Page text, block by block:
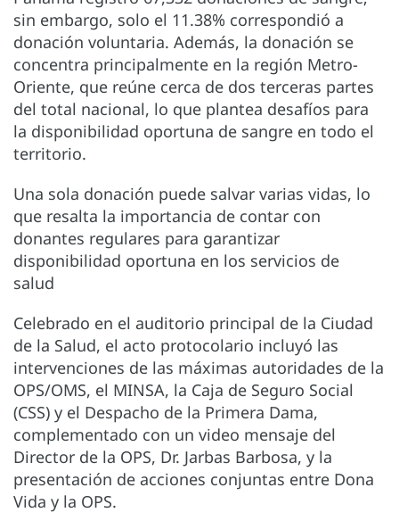
sin embargo, solo el 11.38% correspondió a
donación voluntaria. Además, la donación se
concentra principalmente en la región Metro-
Oriente, que reúne cerca de dos terceras partes
del total nacional, lo que plantea desafíos para
la disponibilidad oportuna de sangre en todo el
territorio.
Una sola donación puede salvar varias vidas, lo
que resalta la importancia de contar con
donantes regulares para garantizar
disponibilidad oportuna en los servicios de
salud
Celebrado en el auditorio principal de la Ciudad
de la Salud, el acto protocolario incluyó las
intervenciones de las máximas autoridades de la
OPS/OMS, el MINSA, la Caja de Seguro Social
(CSS) y el Despacho de la Primera Dama,
complementado con un video mensaje del
Director de la OPS, Dr. Jarbas Barbosa, y la
presentación de acciones conjuntas entre Dona
Vida y la OPS.